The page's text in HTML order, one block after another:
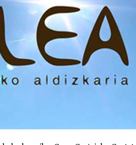
SOINUGELA:
Ringo Starr-en
2026/07/03